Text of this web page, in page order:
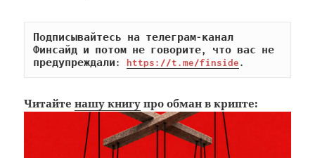
Подписывайтесь на телеграм-канал
Финсайд и потом не говорите, что вас не
предупреждали: https://t.me/finside.
Читайтенашу книгу про обман в крипте: